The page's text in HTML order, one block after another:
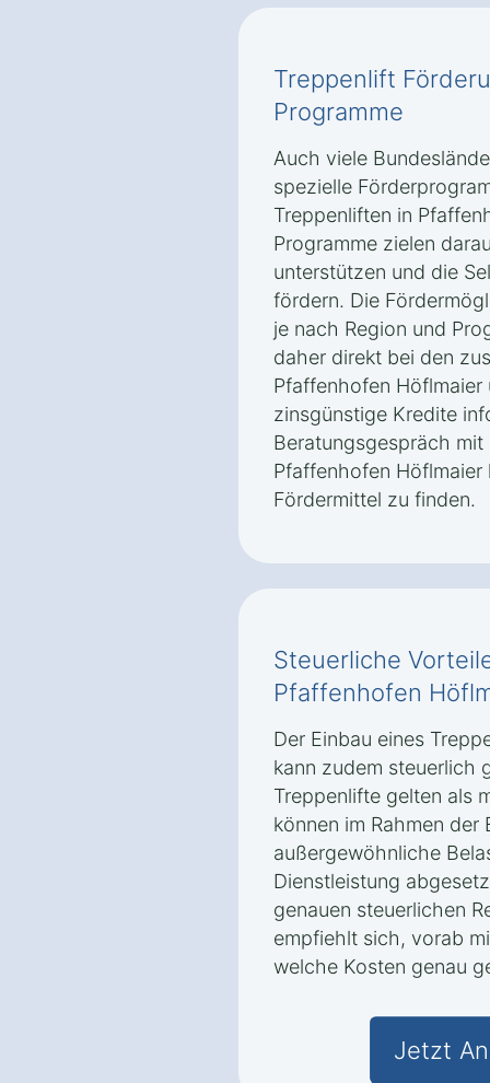
Treppenlift
Programme
Auch viele
spezielle
Treppenliften in
Programme zielen
unterstützen und die
fördern. Die
je nach Region und
daher direkt bei den
Pfaffenhofen
zinsgünstige Kredite
Beratungsgespräch
Pfaffenhofen Höflmaier
Fördermittel zu finden.
Steuerliche
Pfaffenhofen
Der Einbau eines
kann zudem steuerlich
Treppenlifte gelten als
können im Rahmen der
außergewöhnliche
Dienstleistung
genauen steuerlichen
empfiehlt sich, vorab
welche Kosten genau
Jetzt